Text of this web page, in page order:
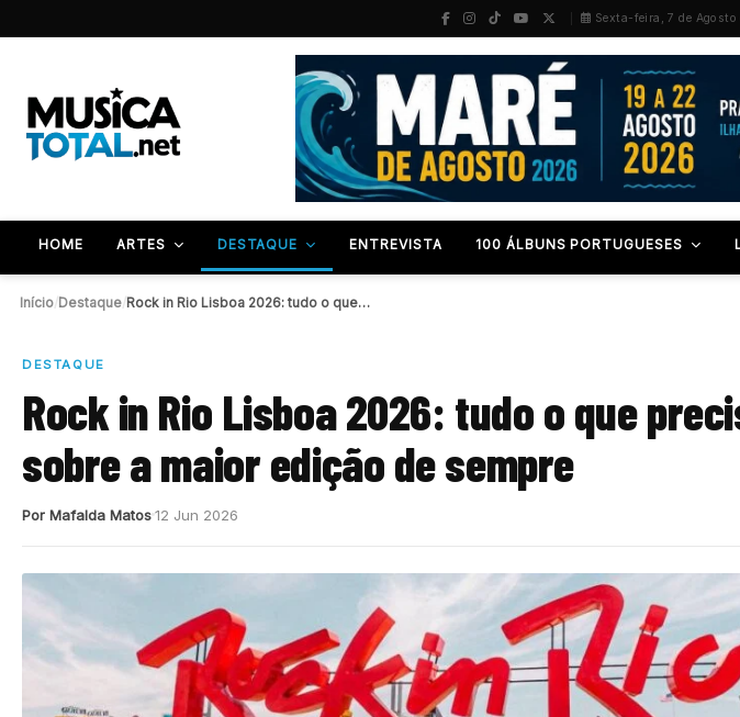
Sexta-feira, 7 de
HOME ARTES DESTAQUE ENTREVISTA 100 ÁLBUNS PORTUGUESES
Início Destaque Rock in Rio Lisboa 2026: tudo o que…
DESTAQUE
Rock in Rio Lisboa 2026: tudo o que
sobre a maior edição de sempre
Por Mafalda Matos12 Jun 2026